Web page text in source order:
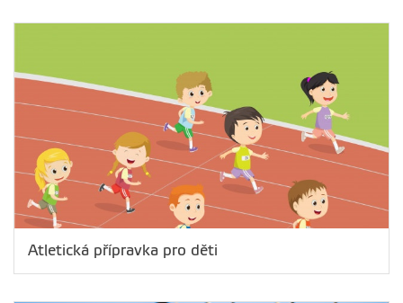
Atletická přípravka pro děti